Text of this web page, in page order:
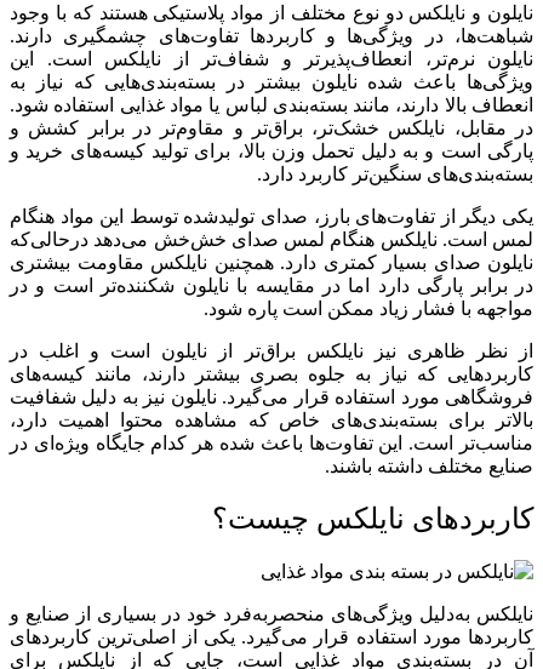
نایلون و نایلکس دو نوع مختلف از مواد پلاستیکی هستند که با وجود
شباهت‌ها، در ویژگی‌ها و کاربردها تفاوت‌های چشمگیری دارند.
نایلون نرم‌تر، انعطاف‌پذیرتر و شفاف‌تر از نایلکس است. این
ویژگی‌ها باعث شده نایلون بیشتر در بسته‌بندی‌هایی که نیاز به
انعطاف بالا دارند، مانند بسته‌بندی لباس یا مواد غذایی استفاده شود.
در مقابل، نایلکس خشک‌تر، براق‌تر و مقاوم‌تر در برابر کشش و
پارگی است و به دلیل تحمل وزن بالا، برای تولید کیسه‌های خرید و
بسته‌بندی‌های سنگین‌تر کاربرد دارد.
یکی دیگر از تفاوت‌های بارز، صدای تولیدشده توسط این مواد هنگام
لمس است. نایلکس هنگام لمس صدای خش‌خش می‌دهد درحالی‌که
نایلون صدای بسیار کمتری دارد. همچنین نایلکس مقاومت بیشتری
در برابر پارگی دارد اما در مقایسه با نایلون شکننده‌تر است و در
مواجهه با فشار زیاد ممکن است پاره شود.
از نظر ظاهری نیز نایلکس براق‌تر از نایلون است و اغلب در
کاربردهایی که نیاز به جلوه بصری بیشتر دارند، مانند کیسه‌های
فروشگاهی مورد استفاده قرار می‌گیرد. نایلون نیز به دلیل شفافیت
بالاتر برای بسته‌بندی‌های خاص که مشاهده محتوا اهمیت دارد،
مناسب‌تر است. این تفاوت‌ها باعث شده هر کدام جایگاه ویژه‌ای در
صنایع مختلف داشته باشند.
کاربردهای نایلکس چیست؟
نایلکس به‌دلیل ویژگی‌های منحصربه‌فرد خود در بسیاری از صنایع و
کاربردها مورد استفاده قرار می‌گیرد. یکی از اصلی‌ترین کاربردهای
آن در بسته‌بندی مواد غذایی است، جایی که از نایلکس برای